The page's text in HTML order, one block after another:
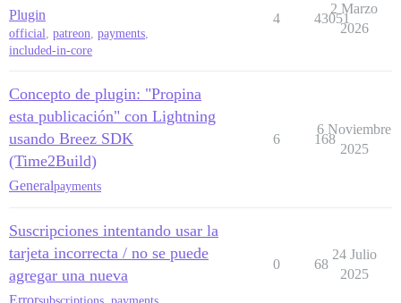
Plugin
official, patreon, payments,
included-in-core
4 43051
2 Marzo
2026
Concepto de plugin: "Propina
esta publicación" con Lightning
usando Breez SDK
(Time2Build)
Generalpayments
6 168
6 Noviembre
2025
Suscripciones intentando usar la
tarjeta incorrecta / no se puede
agregar una nueva
Errorsubscriptions payments
0 68
24 Julio
2025